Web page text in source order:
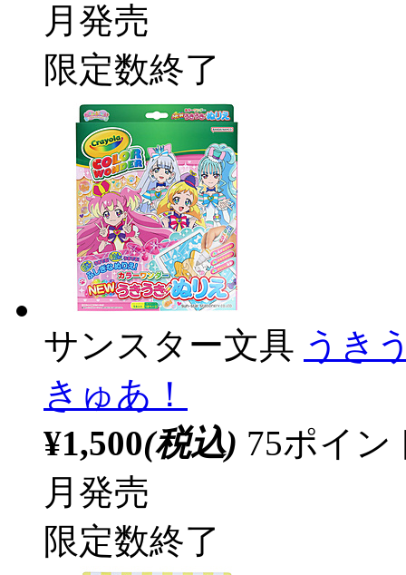
月発売
限定数終了
サンスター文具 うき
きゅあ！
¥1,500(税込) 75ポイ
月発売
限定数終了